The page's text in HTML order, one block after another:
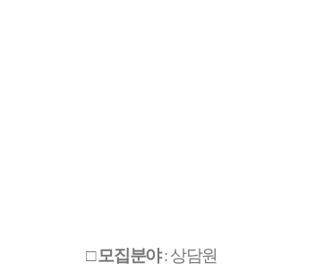
□모집분야:상담원